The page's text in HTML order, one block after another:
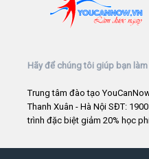
Hãy để chúng tôi giúp bạn
Trung tâm đào tạo
Thanh Xuân - Hà Nội SĐT:
trình đặc biệt giảm 20% học